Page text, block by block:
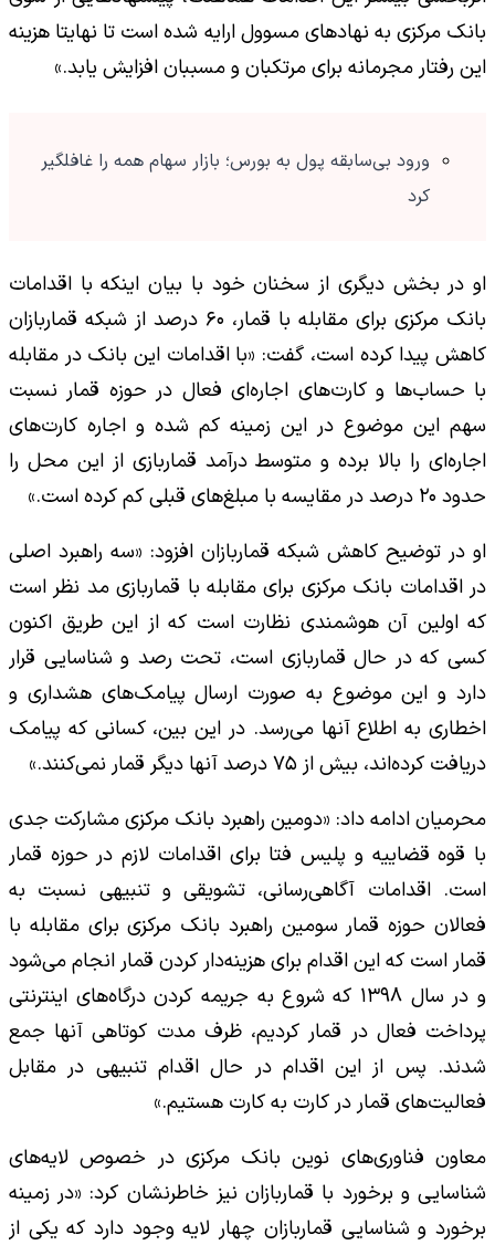
بانک مرکزی به نهادهای مسوول ارایه شده است تا نهایتا هزینه
این رفتار مجرمانه برای مرتکبان و مسببان افزایش یابد.»
ورود بی‌سابقه پول به بورس؛ بازار سهام همه را غافلگیر
کرد
او در بخش دیگری از سخنان خود با بیان اینکه با اقدامات
بانک مرکزی برای مقابله با قمار، ۶۰ درصد از شبکه قماربازان
کاهش پیدا کرده است، گفت: «با اقدامات این بانک در مقابله
با حساب‌ها و کارت‌های اجاره‌ای فعال در حوزه قمار نسبت
سهم این موضوع در این زمینه کم شده و اجاره کارت‌های
اجاره‌ای را بالا برده و متوسط درآمد قماربازی از این محل را
حدود ۲۰ درصد در مقایسه با مبلغ‌های قبلی کم کرده است.»
او در توضیح کاهش شبکه قماربازان افزود: «سه راهبرد اصلی
در اقدامات بانک مرکزی برای مقابله با قماربازی مد نظر است
که اولین آن هوشمندی نظارت است که از این طریق اکنون
کسی که در حال قماربازی است، تحت رصد و شناسایی قرار
دارد و این موضوع به صورت ارسال پیامک‌های هشداری و
اخطاری به اطلاع آنها می‌رسد. در این بین، کسانی که پیامک
دریافت کرده‌اند، بیش از ۷۵ درصد آنها دیگر قمار نمی‌کنند.»
محرمیان ادامه داد: «دومین راهبرد بانک مرکزی مشارکت جدی
با قوه قضاییه و پلیس فتا برای اقدامات لازم در حوزه قمار
است. اقدامات آگاهی‌رسانی، تشویقی و تنبیهی نسبت به
فعالان حوزه قمار سومین راهبرد بانک مرکزی برای مقابله با
قمار است که این اقدام برای هزینه‌دار کردن قمار انجام می‌شود
و در سال ۱۳۹۸ که شروع به جریمه کردن درگاه‌های اینترنتی
پرداخت فعال در قمار کردیم، ظرف مدت کوتاهی آنها جمع
شدند. پس از این اقدام در حال اقدام تنبیهی در مقابل
فعالیت‌های قمار در کارت به کارت هستیم.»
معاون فناوری‌های نوین بانک مرکزی در خصوص لایه‌های
شناسایی و برخورد با قماربازان نیز خاطرنشان کرد: «در زمینه
برخورد و شناسایی قماربازان چهار لایه وجود دارد که یکی از